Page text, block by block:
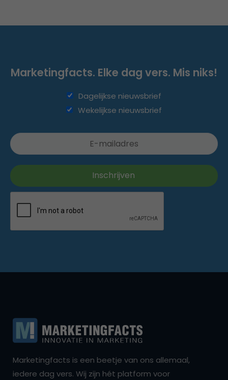
Marketingfacts. Elke dag vers. Mis niks!
Dagelijkse nieuwsbrief
Wekelijkse nieuwsbrief
Marketingfacts is een beetje van ons allemaal,
iedere dag vers. Wij zijn hét platform voor